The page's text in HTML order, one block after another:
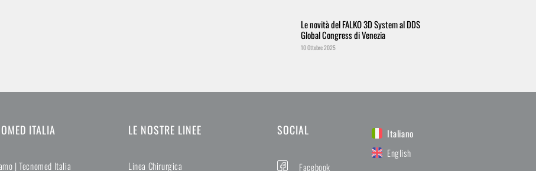
Le novità del FALKO 3D System al DDS
Global Congress di Venezia
10 Ottobre 2025
ITALIA
| Tecnomed Italia
LE NOSTRE LINEE
Linea Chirurgica
SOCIAL
Facebook
Italiano
English